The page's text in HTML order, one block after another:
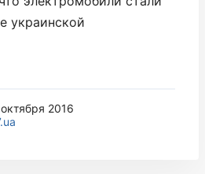
украинской
2016